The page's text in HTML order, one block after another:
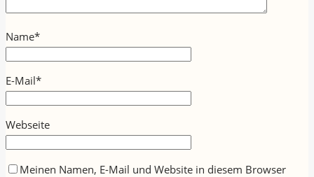
Name*
E-Mail*
Webseite
Meinen Namen, E-Mail und Website in diesem Browser